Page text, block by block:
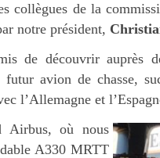
collègues de la
notre président,
de découvrir auprès
avion de chasse,
l’Allemagne et
Airbus, où nous
A330 MRTT